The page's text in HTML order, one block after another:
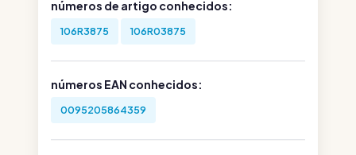
números de artigo conhecidos:
106R3875 106R03875
números EAN conhecidos:
0095205864359